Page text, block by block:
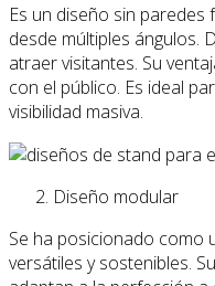
Es un diseño sin
desde múltiples ángulos.
atraer visitantes. Su
con el público. Es ideal
visibilidad masiva.
Diseño modular
Se ha posicionado como
versátiles y sostenibles.